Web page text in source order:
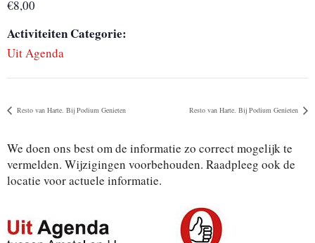
€8,00
Activiteiten Categorie:
Uit Agenda
Resto van Harte. Bij Podium Genieten Resto van Harte. Bij Podium Genieten
We doen ons best om de informatie zo correct mogelijk te
vermelden. Wijzigingen voorbehouden. Raadpleeg ook de
locatie voor actuele informatie.